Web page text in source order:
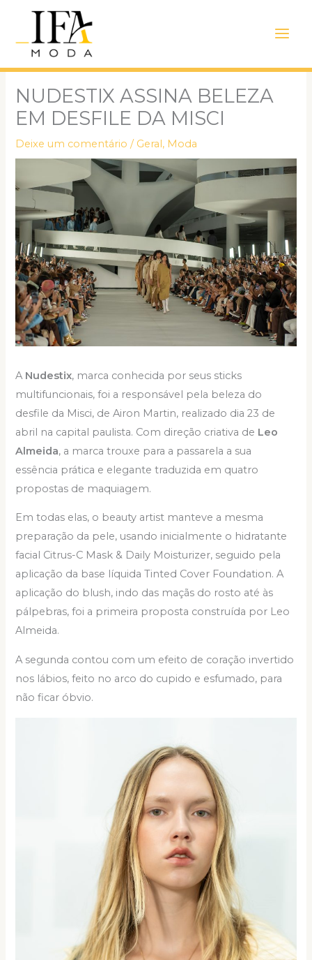
conteúdo
Menu
NUDESTIX ASSINA BELEZA
EM DESFILE DA MISCI
Deixe um comentário / Geral, Moda
A Nudestix, marca conhecida por seus sticks
multifuncionais, foi a responsável pela beleza do
desfile da Misci, de Airon Martin, realizado dia 23 de
abril na capital paulista. Com direção criativa de Leo
Almeida, a marca trouxe para a passarela a sua
essência prática e elegante traduzida em quatro
propostas de maquiagem.
Em todas elas, o beauty artist manteve a mesma
preparação da pele, usando inicialmente o hidratante
facial Citrus-C Mask & Daily Moisturizer, seguido pela
aplicação da base líquida Tinted Cover Foundation. A
aplicação do blush, indo das maçãs do rosto até às
pálpebras, foi a primeira proposta construída por Leo
Almeida.
A segunda contou com um efeito de coração invertido
nos lábios, feito no arco do cupido e esfumado, para
não ficar óbvio.